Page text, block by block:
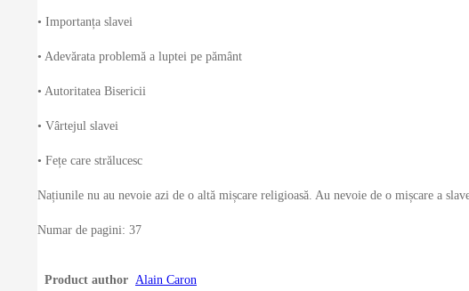
• Importanța slavei
• Adevărata problemă a luptei pe pământ
• Autoritatea Bisericii
• Vârtejul slavei
• Fețe care strălucesc
Națiunile nu au nevoie azi de o altă mișcare religioasă. Au nevoie de o mișcare a
Numar de pagini: 37
Product author Alain Caron